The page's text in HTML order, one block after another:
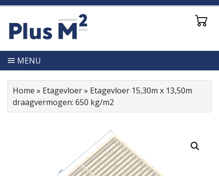
MENU
Home » Etagevloer» Etagevloer 15,30m x 13,50m
draagvermogen: 650 kg/m2